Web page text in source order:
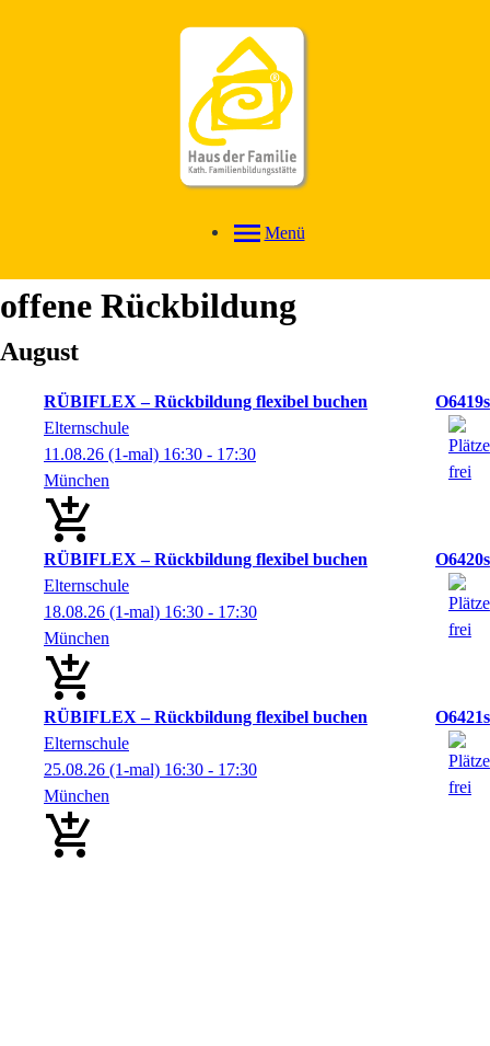
Menü
offene Rückbildung
August
RÜBIFLEX – Rückbildung flexibel buchen
O6419s
Elternschule
11.08.26 (1-mal) 16:30 - 17:30
München
RÜBIFLEX – Rückbildung flexibel buchen
O6420s
Elternschule
18.08.26 (1-mal) 16:30 - 17:30
München
RÜBIFLEX – Rückbildung flexibel buchen
O6421s
Elternschule
25.08.26 (1-mal) 16:30 - 17:30
München